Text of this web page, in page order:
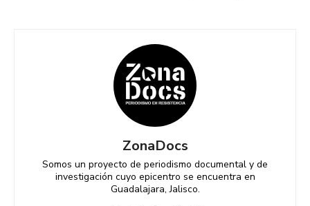
ZonaDocs
Somos un proyecto de periodismo documental y de
investigación cuyo epicentro se encuentra en
Guadalajara, Jalisco.